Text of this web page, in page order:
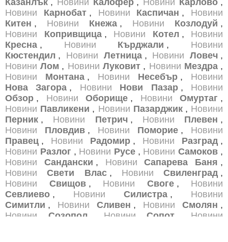
Новини
Карнобат , Новини Каспичан , Новини
Китен , Новини Кнежа , Новини Козлодуй ,
Новини
Копривщица , Новини Котел , Новини
Кресна , Новини Кърджали , Новини
Кюстендил , Новини Летница , Новини Ловеч ,
Новини Лом , Новини Луковит , Новини Мездра ,
Новини
Монтана , Новини Несебър , Новини
Нова Загора , Новини Нови Пазар , Новини
Обзор , Новини Оборище , Новини Омуртаг ,
Новини Павликени , Новини Пазарджик , Новини
Перник , Новини Петрич , Новини Плевен ,
Новини
Пловдив , Новини Поморие , Новини
Правец , Новини Радомир , Новини Разград ,
Новини Разлог , Новини Русе , Новини Самоков ,
Новини
Сандански , Новини Сапарева Баня ,
Новини
Свети Влас , Новини Свиленград ,
Новини
Свищов , Новини Своге , Новини
Севлиево , Новини Силистра , Новини
Симитли , Новини Сливен , Новини Смолян ,
Новини
Созопол Новини Сопот
Новини